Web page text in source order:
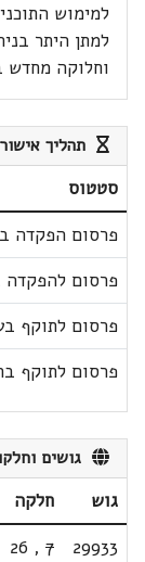
וחלוקה מחדש
תהליך אישור
סטטוס
פרסום הפקדה
פרסום להפקדה
פרסום לתוקף
פרסום לתוקף
גושים
גוש
חלקה
29933
7
,
26